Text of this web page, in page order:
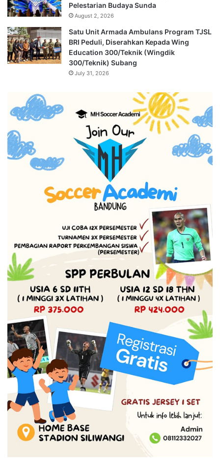
Pelestarian Budaya Sunda
August 2, 2026
Satu Unit Armada Ambulans Program TJSL
BRI Peduli, Diserahkan Kepada Wing
Education 300/Teknik (Wingdik
300/Teknik) Subang
July 31, 2026